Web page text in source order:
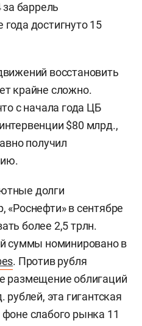
баррель
достигнуто 15
восстановить
крайне сложно.
с начала года ЦБ
$80 млрд.,
получил
долги
«Роснефти» в сентябре
более 2,5 трлн.
суммы номинировано в
. Против рубля
размещение облигаций
эта гигантская
слабого рынка 11